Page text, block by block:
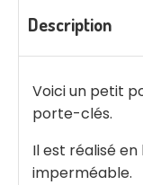
Description
Voici un petit
porte-clés.
Il est réalisé
imperméable.